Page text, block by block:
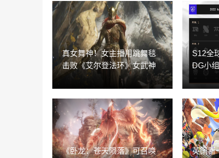
真女舞神！女主播用跳舞毯
击败《艾尔登法环》女武神
S12全
DG小
《卧龙：苍天陨落》可召唤
英国新